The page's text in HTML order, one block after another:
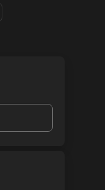
срок службы;
с высокой